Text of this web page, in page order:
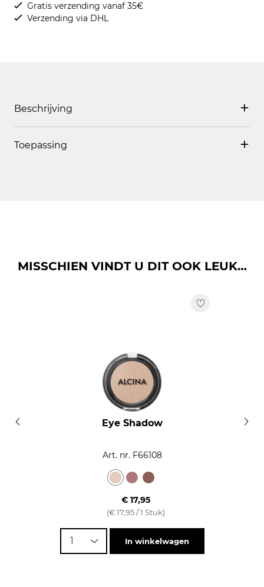
Gratis verzending vanaf 35€
Verzending via DHL
Beschrijving
Het zachte oogschaduwsponsje van latex brengt de
Toepassing
MISSCHIEN VINDT U DIT OOK LEUK…
Eye Shadow
Art. nr. F66108
€ 17,95
(€ 17,95 / 1 Stuk)
1 In winkelwagen